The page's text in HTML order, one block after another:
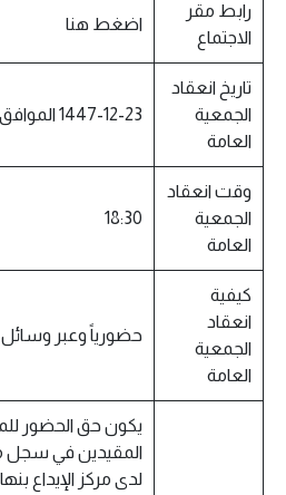
رابط مقر
الاجتماع
اضغط هنا
تاريخ انعقاد
الجمعية
العامة
1447-12-23 الموافق 2026-06-09
وقت انعقاد
الجمعية
العامة
18:30
كيفية
انعقاد
الجمعية
العامة
حضورياً وعبر وسائل
يكون حق الحضور
المقيدين في سجل
لدى مركز الإيداع